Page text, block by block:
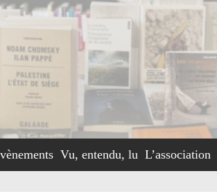
Vu, entendu, lu L’association